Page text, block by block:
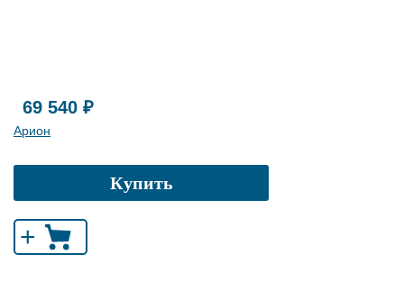
69 540 ₽
Арион
Купить
+